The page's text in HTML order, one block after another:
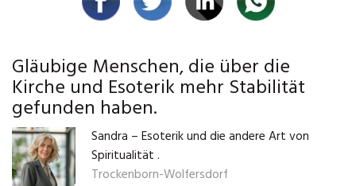
Gläubige Menschen, die über die
Kirche und Esoterik mehr Stabilität
gefunden haben.
Sandra – Esoterik und die andere Art von
Spiritualität .
Trockenborn-Wolfersdorf